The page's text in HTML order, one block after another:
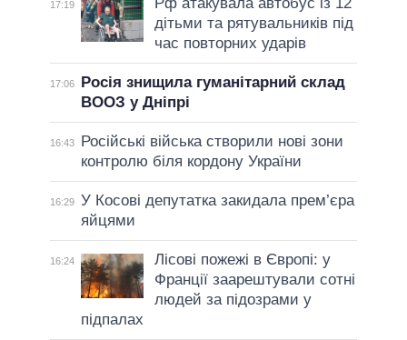
17:19
Рф атакувала автобус із 12
дітьми та рятувальників під
час повторних ударів
17:06
Росія знищила гуманітарний склад
ВООЗ у Дніпрі
16:43
Російські війська створили нові зони
контролю біля кордону України
16:29 У Косові депутатка закидала прем’єра
яйцями
16:24
Лісові пожежі в Європі: у
Франції заарештували сотні
людей за підозрами у
підпалах